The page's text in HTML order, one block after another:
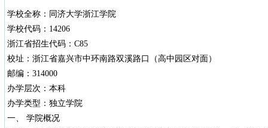
学校全称：同济大学浙江学院
学校代码：14206
浙江省招生代码：C85
校址：浙江省嘉兴市中环南路双溪路口（高中园区对面）
邮编：314000
办学层次：本科
办学类型：独立学院
一、 学院概况